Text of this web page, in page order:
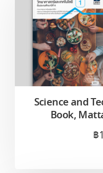
Science and
Book,
฿